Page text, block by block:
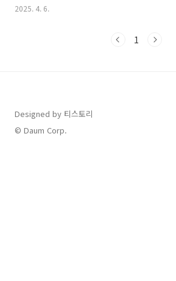
애매하셨다면!지금부터 알려드리는 가전제품 무
료수거서비스로 한방에 해결해보세요 😊✅ 가전
로,더 이상 사용하지 않는 가전제품을 무료로 수
기물 스티커 NO)신청 방법온라인 or 전화로 간
편 예약수거 주체폐가전 수거 예약센터 (한국전
자제품자원순환공제조합)✅ 가전제품 무료수거,
2025. 4. 6.
1
Designed by 티스토리
© Daum Corp.